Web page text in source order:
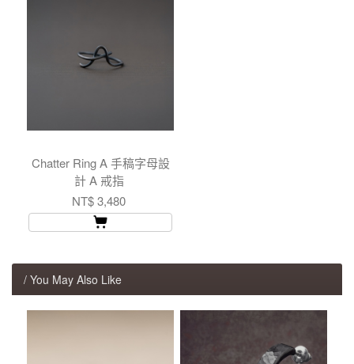
Chatter Ring A 手稿字母設
計 A 戒指
NT$ 3,480
/ You May Also Like